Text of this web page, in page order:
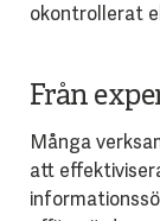
okontrollerat
Från
Många
att